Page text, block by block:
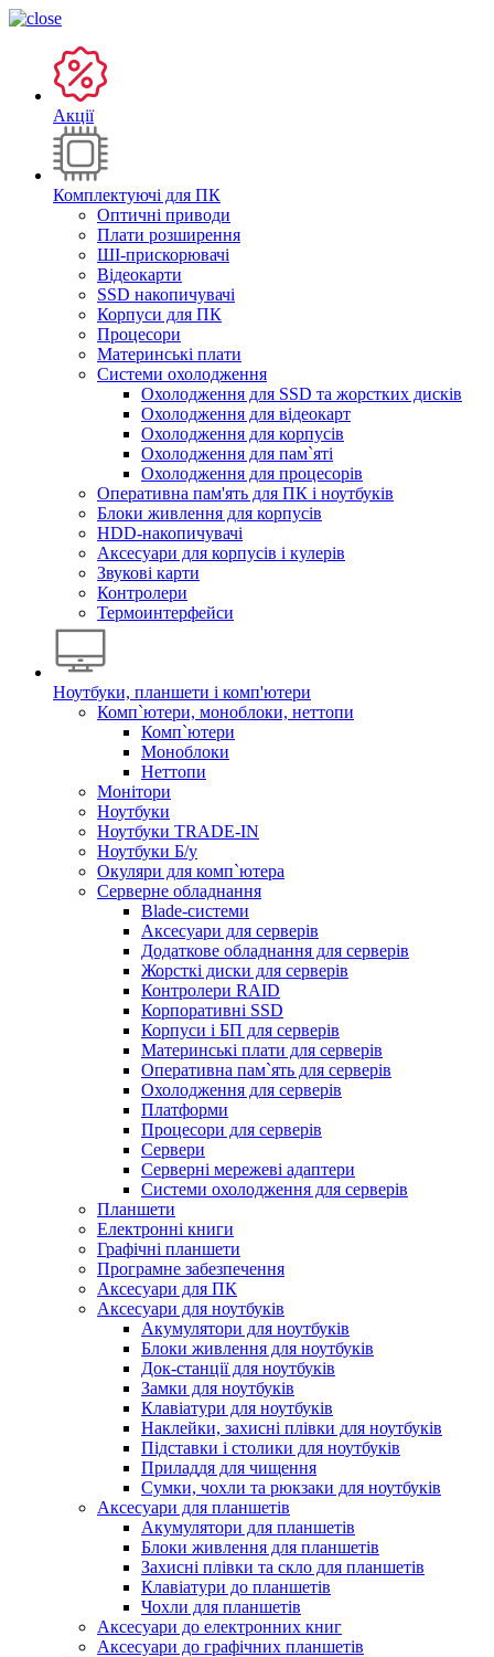
Акції
Комплектуючі для ПК
Оптичні приводи
Плати розширення
ШІ-прискорювачі
Відеокарти
SSD накопичувачі
Корпуси для ПК
Процесори
Материнські плати
Системи охолодження
Охолодження для SSD та жорстких дисків
Охолодження для відеокарт
Охолодження для корпусів
Охолодження для пам`яті
Охолодження для процесорів
Оперативна пам'ять для ПК і ноутбуків
Блоки живлення для корпусів
HDD-накопичувачі
Аксесуари для корпусів і кулерів
Звукові карти
Контролери
Термоинтерфейси
Ноутбуки, планшети і комп'ютери
Комп`ютери, моноблоки, неттопи
Комп`ютери
Моноблоки
Неттопи
Монітори
Ноутбуки
Ноутбуки TRADE-IN
Ноутбуки Б/у
Окуляри для комп`ютера
Серверне обладнання
Blade-системи
Аксесуари для серверів
Додаткове обладнання для серверів
Жорсткі диски для серверів
Контролери RAID
Корпоративні SSD
Корпуси і БП для серверів
Материнські плати для серверів
Оперативна пам`ять для серверів
Охолодження для серверів
Платформи
Процесори для серверів
Сервери
Серверні мережеві адаптери
Системи охолодження для серверів
Планшети
Електронні книги
Графічні планшети
Програмне забезпечення
Аксесуари для ПК
Аксесуари для ноутбуків
Акумулятори для ноутбуків
Блоки живлення для ноутбуків
Док-станції для ноутбуків
Замки для ноутбуків
Клавіатури для ноутбуків
Наклейки, захисні плівки для ноутбуків
Підставки і столики для ноутбуків
Приладдя для чищення
Сумки, чохли та рюкзаки для ноутбуків
Аксесуари для планшетів
Акумулятори для планшетів
Блоки живлення для планшетів
Захисні плівки та скло для планшетів
Клавіатури до планшетів
Чохли для планшетів
Аксесуари до електронних книг
Аксесуари дo графічних планшетів